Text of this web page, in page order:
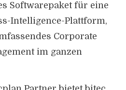
Softwarepaket für eine
Intelligence-Plattform,
Corporate
im ganzen